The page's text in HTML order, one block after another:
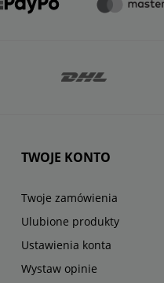
TWOJE KONTO
Twoje zamówienia
Ulubione produkty
Ustawienia konta
Wystaw opinie